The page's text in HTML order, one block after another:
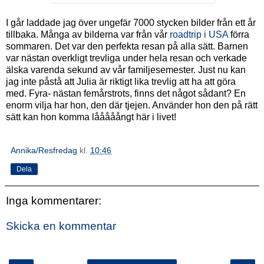
I går laddade jag över ungefär 7000 stycken bilder från ett år
tillbaka. Många av bilderna var från vår roadtrip i USAförra
sommaren. Det var den perfekta resan på alla sätt. Barnen
var nästan overkligt trevliga under hela resan och verkade
älska varenda sekund av vår familjesemester. Just nu kan
jag inte påstå att Julia är riktigt lika trevlig att ha att göra
med. Fyra- nästan femårstrots, finns det något sådant? En
enorm vilja har hon, den där tjejen. Använder hon den på rätt
sätt kan hon komma lååååångt här i livet!
Annika/Resfredag kl. 10:46
Dela
Inga kommentarer:
Skicka en kommentar